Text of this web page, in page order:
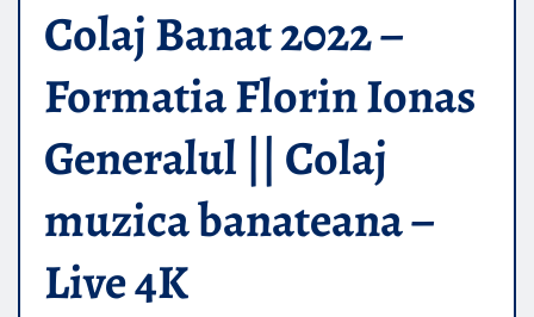
Colaj Banat 2022 –
Formatia Florin Ionas
Generalul || Colaj
muzica banateana –
Live 4K